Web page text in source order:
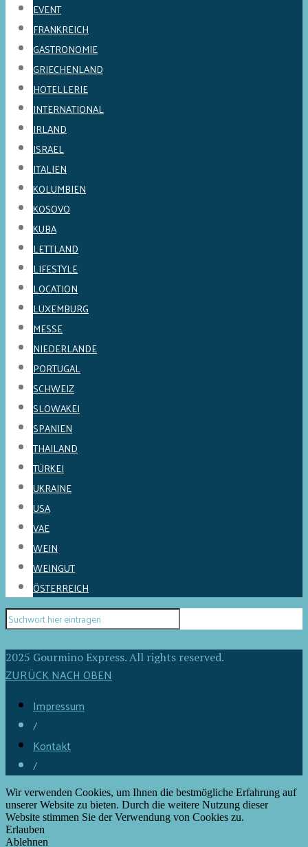
EVENT
FRANKREICH
GASTRONOMIE
GRIECHENLAND
HOTELLERIE
INTERNATIONAL
IRLAND
ISRAEL
ITALIEN
KOLUMBIEN
KOSOVO
KUBA
LETTLAND
LIFESTYLE
LOCATION
LUXEMBURG
MESSE
NIEDERLANDE
PORTUGAL
SCHWEIZ
SLOWAKEI
SPANIEN
THAILAND
TÜRKEI
UKRAINE
USA
VAE
WEIN
WEINGUT
ÖSTERREICH
2025 Gourmino Express. All rights reserved.
ZURÜCK NACH OBEN
Impressum
/
Kontakt
/
Wir verwenden Cookies, um Ihnen die bestmögliche Erfahrung auf
unserer Website zu bieten. Durch die weitere Nutzung dieser
Website stimmen Sie der Verwendung von Cookies zu.
Erlauben
Ablehnen